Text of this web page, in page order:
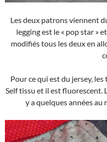
Les deux patrons viennent
legging est le « pop star »
modifiés tous les deux en
Pour ce qui est du jersey,
Self tissu et il est fluorescent.
y a quelques années au